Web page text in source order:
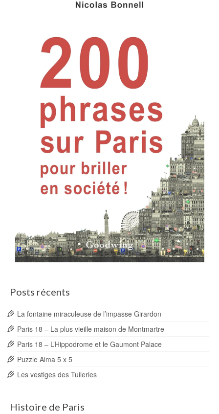
Posts récents
La fontaine miraculeuse de l’impasse Girardon
Paris 18 – La plus vieille maison de Montmartre
Paris 18 – L’Hippodrome et le Gaumont Palace
Puzzle Alma 5 x 5
Les vestiges des Tuileries
Histoire de Paris